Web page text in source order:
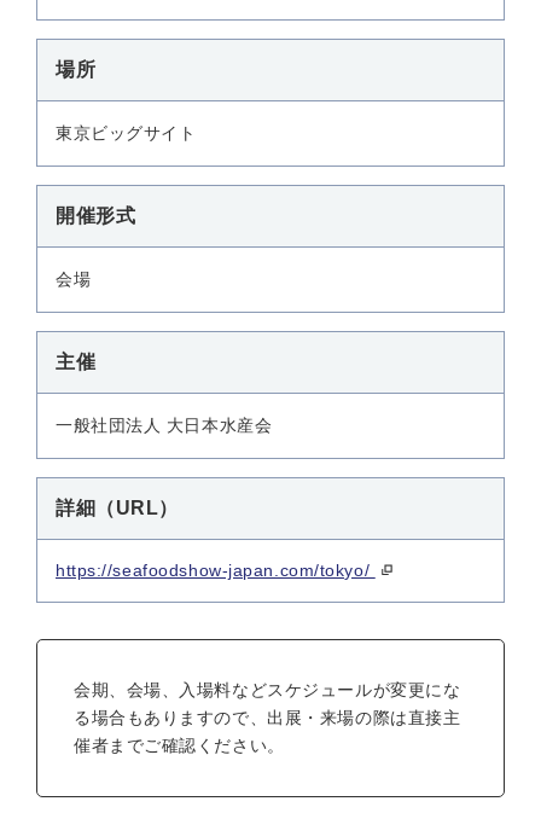
場所
東京ビッグサイト
開催形式
会場
主催
一般社団法人 大日本水産会
詳細（URL）
https://seafoodshow-japan.com/tokyo/
会期、会場、入場料などスケジュールが変更にな
る場合もありますので、出展・来場の際は直接主
催者までご確認ください。